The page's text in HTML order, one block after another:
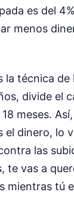
es del
menos
la técnica
divide el
meses.
el dinero, lo
las
te vas a
mientras tú